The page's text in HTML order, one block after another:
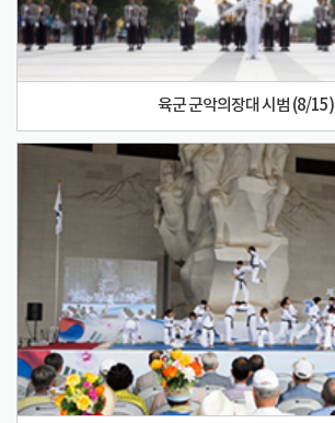
육군 군악의장대 시범 (8/15)